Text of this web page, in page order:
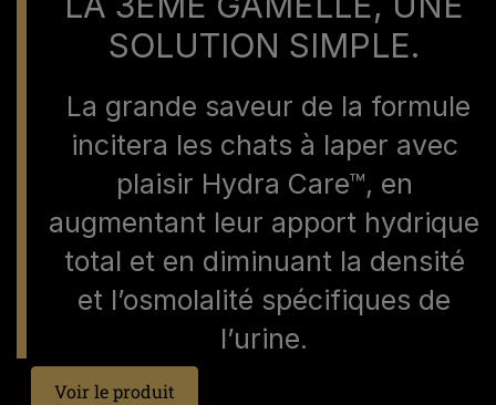
SOLUTION SIMPLE.
La grande saveur de la formule
incitera les chats à laper avec
plaisir Hydra Care™, en
augmentant leur apport hydrique
total et en diminuant la densité
et l’osmolalité spécifiques de
l’urine.
Voir le produit